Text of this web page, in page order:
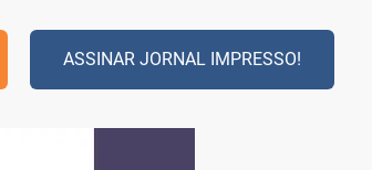
ASSINAR JORNAL IMPRESSO!